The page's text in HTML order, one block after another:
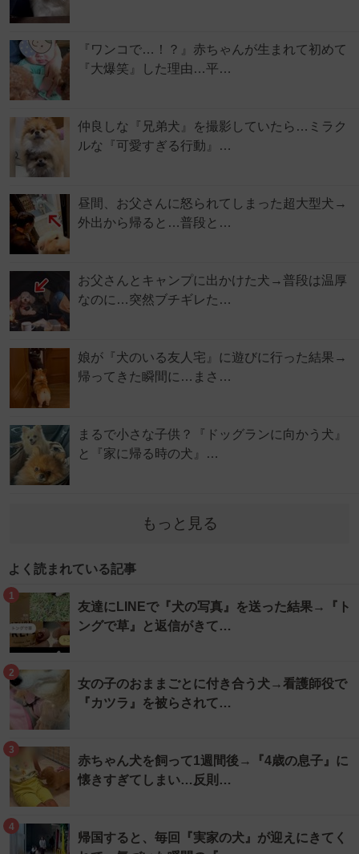
『ワンコで…！？』赤ちゃんが生まれて初めて
『大爆笑』した理由…平…
仲良しな『兄弟犬』を撮影していたら…ミラク
ルな『可愛すぎる行動』…
昼間、お父さんに怒られてしまった超大型犬→
外出から帰ると…普段と…
お父さんとキャンプに出かけた犬→普段は温厚
なのに…突然ブチギレた…
娘が『犬のいる友人宅』に遊びに行った結果→
帰ってきた瞬間に…まさ…
まるで小さな子供？『ドッグランに向かう犬』
と『家に帰る時の犬』…
もっと見る
よく読まれている記事
1
友達にLINEで『犬の写真』を送った結果→『ト
ングで草』と返信がきて…
2
女の子のおままごとに付き合う犬→看護師役で
『カツラ』を被らされて…
3
赤ちゃん犬を飼って1週間後→『4歳の息子』に
懐きすぎてしまい…反則…
4
帰国すると、毎回『実家の犬』が迎えにきてく